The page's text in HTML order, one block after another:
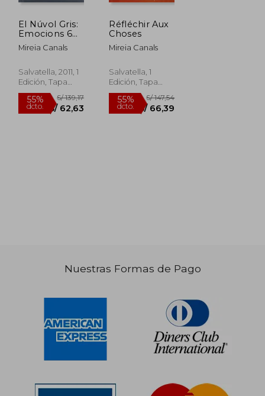
55%
dcto.
S/ 106,49
S/ 47,92
S/ 109,17
S/ 49,13
El Núvol Gris:
Emocions 6
(la
Preocupació)
Mireia Canals
Salvatella, 2011, 1
Edición, Tapa
Dura, Nuevo
Réfléchir Aux
Choses
Mireia Canals
Salvatella, 1
Edición, Tapa
Blanda, Nuevo
Nuestras Formas de Pago